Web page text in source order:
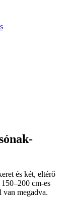
és két, eltérő
cm-es
van megadva.